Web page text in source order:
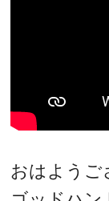
おはようご